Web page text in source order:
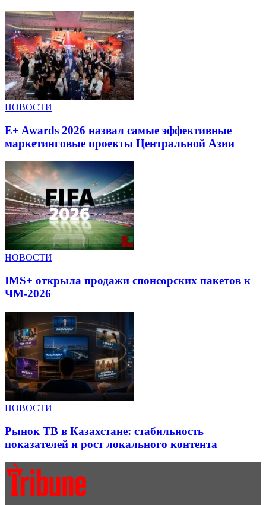
НОВОСТИ
E+ Awards 2026 назвал самые эффективные
маркетинговые проекты Центральной Азии
НОВОСТИ
IMS+ открыла продажи спонсорских пакетов к
ЧМ-2026
НОВОСТИ
Рынок ТВ в Казахстане: стабильность
показателей и рост локального контента